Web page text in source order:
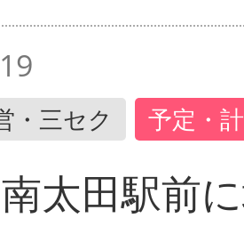
・三セク 予定・
太田駅前